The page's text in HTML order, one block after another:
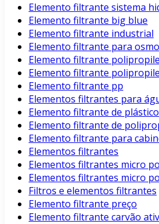
Elemento filtrante sistema
Elemento filtrante big blue
Elemento filtrante industrial
Elemento filtrante para
Elemento filtrante
Elemento filtrante
Elemento filtrante pp
Elementos filtrantes para
Elemento filtrante de
Elemento filtrante de
Elemento filtrante para
Elementos filtrantes
Elementos filtrantes micro
Elementos filtrantes micro
Filtros e elementos filtrantes
Elemento filtrante preço
Elemento filtrante carvão